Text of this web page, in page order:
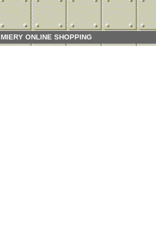
MIERY ONLINE SHOPPING